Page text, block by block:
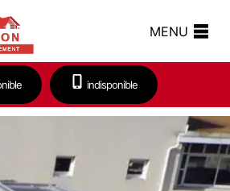
MENU
indisponible